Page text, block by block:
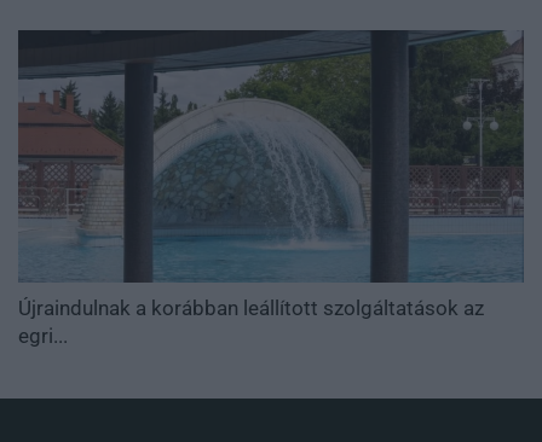
Újraindulnak a korábban leállított szolgáltatások az
egri...